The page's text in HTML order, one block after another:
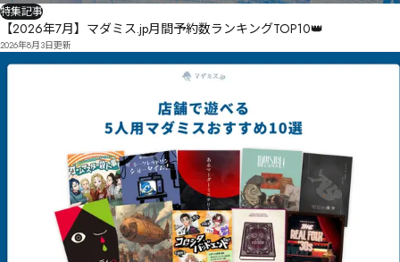
特集記事
【2026年7月】マダミス.jp月間予約数ランキングTOP10👑
2026年8月3日更新